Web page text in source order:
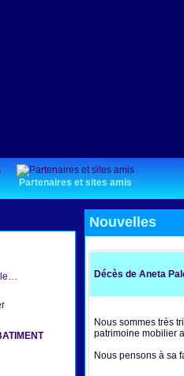
Partenaires et sites amis
Nouvelles
Décès de Aneta
Nous sommes très
patrimoine mobilier
Nous pensons à sa